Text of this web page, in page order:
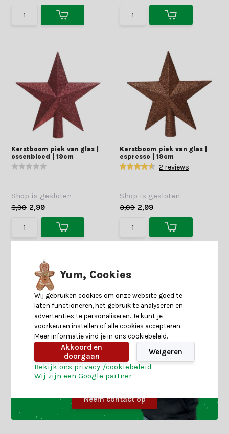
Kerstboom piek van glas |
ossenbloed | 19cm
Shop is gesloten
3,99 2,99
Kerstboom piek van glas |
espresso | 19cm
2 reviews
Shop is gesloten
3,99 2,99
Neem contact op
Yum, Cookies
Wij gebruiken cookies om onze website goed te
laten functioneren, het gebruik te analyseren en
advertenties te personaliseren. Je kunt je
voorkeuren instellen of alle cookies accepteren.
Meer informatie vind je in ons cookiebeleid.
Akkoord en
doorgaan
Weigeren
Bekijk ons privacy-/cookiebeleid
Wij zijn een Google partner